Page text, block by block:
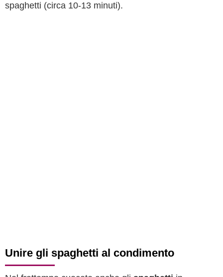
spaghetti (circa 10-13 minuti).
Unire gli spaghetti al condimento